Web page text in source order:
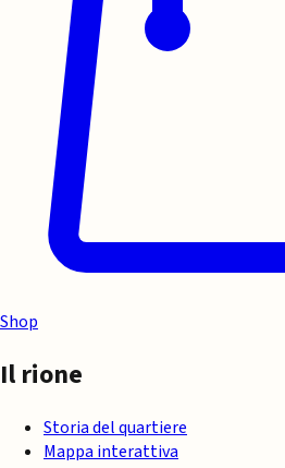
Shop
Il rione
Storia del quartiere
Mappa interattiva